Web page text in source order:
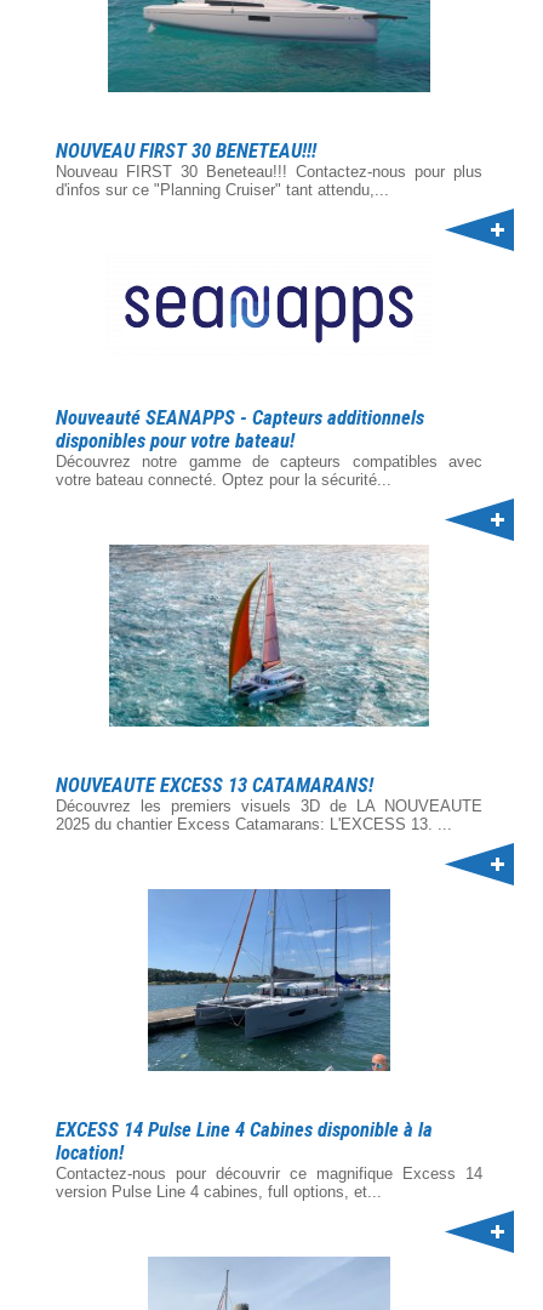
NOUVEAU FIRST 30 BENETEAU!!!
Nouveau FIRST 30 Beneteau!!! Contactez-nous pour plus
d'infos sur ce "Planning Cruiser" tant attendu,...
Nouveauté SEANAPPS - Capteurs additionnels
disponibles pour votre bateau!
Découvrez notre gamme de capteurs compatibles avec
votre bateau connecté. Optez pour la sécurité...
NOUVEAUTE EXCESS 13 CATAMARANS!
Découvrez les premiers visuels 3D de LA NOUVEAUTE
2025 du chantier Excess Catamarans: L'EXCESS 13. ...
EXCESS 14 Pulse Line 4 Cabines disponible à la
location!
Contactez-nous pour découvrir ce magnifique Excess 14
version Pulse Line 4 cabines, full options, et...